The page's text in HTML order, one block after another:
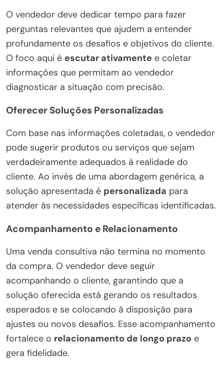
O vendedor deve dedicar tempo para fazer
perguntas relevantes que ajudem a entender
profundamente os desafios e objetivos do cliente.
O foco aqui é escutar ativamente e coletar
informações que permitam ao vendedor
diagnosticar a situação com precisão.
Oferecer Soluções Personalizadas
Com base nas informações coletadas, o vendedor
pode sugerir produtos ou serviços que sejam
verdadeiramente adequados à realidade do
cliente. Ao invés de uma abordagem genérica, a
solução apresentada é personalizada para
atender às necessidades específicas identificadas.
Acompanhamento e Relacionamento
Uma venda consultiva não termina no momento
da compra. O vendedor deve seguir
acompanhando o cliente, garantindo que a
solução oferecida está gerando os resultados
esperados e se colocando à disposição para
ajustes ou novos desafios. Esse acompanhamento
fortalece o relacionamento de longo prazo e
gera fidelidade.